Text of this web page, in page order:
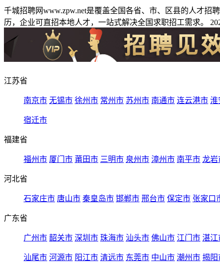
千城招聘网www.zpw.net是覆盖全国各省、市、区县的人才
历，企业可直招本地人才，一站式解决全国求职招工需求。
江苏省
南京市 无锡市 徐州市 常州市 苏州市 南通市 连云港市 淮
宿迁市
福建省
福州市 厦门市 莆田市 三明市 泉州市 漳州市 南平市 龙岩
河北省
石家庄市 唐山市 秦皇岛市 邯郸市 邢台市 保定市 张家口
广东省
广州市 韶关市 深圳市 珠海市 汕头市 佛山市 江门市 湛江
汕尾市 河源市 阳江市 清远市 东莞市 中山市 潮州市 揭阳